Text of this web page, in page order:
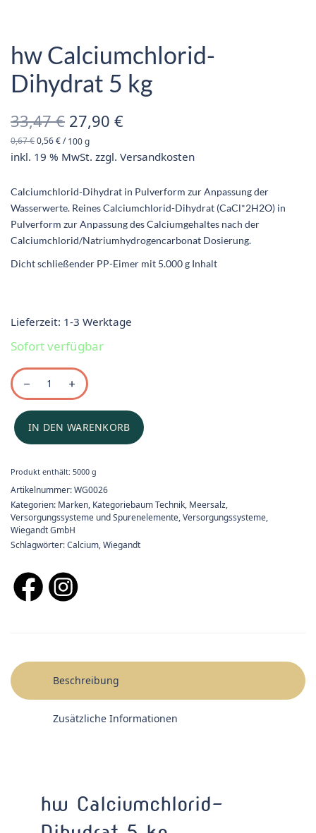
hw Calciumchlorid-
Dihydrat 5 kg
33,47€ Ursprünglicher
Preis war:
27,90€
0,67€0,56€/100g
inkl. 19 % MwSt. zzgl.Versandkosten
Calciumchlorid-Dihydrat in Pulverform zur Anpassung der
Wasserwerte. Reines Calciumchlorid-Dihydrat (CaCl*2H2O) in
Pulverform zur Anpassung des Calciumgehaltes nach der
Calciumchlorid/Natriumhydrogencarbonat Dosierung.
Dicht schließender PP-Eimer mit 5.000 g Inhalt
Lieferzeit: 1-3 Werktage
Sofort verfügbar
IN DEN WARENKORB
Produkt enthält: 5000g
Artikelnummer:WG0026
Kategorien: Marken, Kategoriebaum Technik, Meersalz,
Versorgungssysteme und Spurenelemente,Versorgungssysteme,
Wiegandt GmbH
Schlagwörter:Calcium,Wiegandt
Beschreibung
Zusätzliche Informationen
hw Calciumchlorid-